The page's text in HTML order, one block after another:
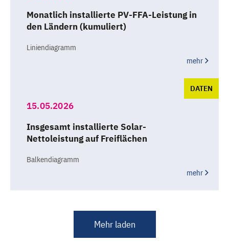
Monatlich installierte PV-FFA-Leistung in
den Ländern (kumuliert)
Liniendiagramm
mehr
DATEN
15.05.2026
Insgesamt installierte Solar-
Nettoleistung auf Freiflächen
Balkendiagramm
mehr
Mehr laden